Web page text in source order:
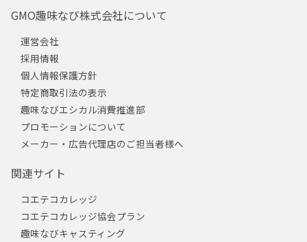
GMO趣味なび株式会社について
運営会社
採用情報
個人情報保護方針
特定商取引法の表示
趣味なびエシカル消費推進部
プロモーションについて
メーカー・広告代理店のご担当者様へ
関連サイト
コエテコカレッジ
コエテコカレッジ協会プラン
趣味なびキャスティング